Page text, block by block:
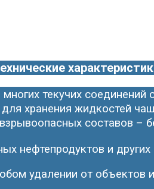
текучих
хранения жидкостей
составов –
нефтепродуктов и
удалении от объектов